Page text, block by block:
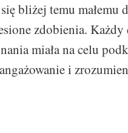
bliżej temu
zdobienia.
miała na celu
i